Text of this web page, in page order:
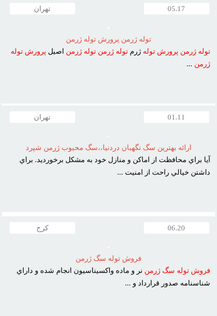
05.17 تهران
توله ژرمن پرورش توله ژرمن
توله ژرمن پرورش توله ژرمتوله ژرمن توله ژرمن اصيل پرورش توله
ژرمن ...
01.11 تهران
ارائه بهترين سگ نگهبان دردنيا،،سگ محبوب ژرمن شپرد
آيا براي محافظت از اماکن و منازل خود به مشکل برخورديد. براي
داشتن خيالي راحت از امنيت ...
06.20 کرج
فروش توله سگ ژرمن
فروش توله سگ ژرمن نر و ماده واکسيناسيون انجام شده و داراي
شناسنامه صدور قرارداد و ...